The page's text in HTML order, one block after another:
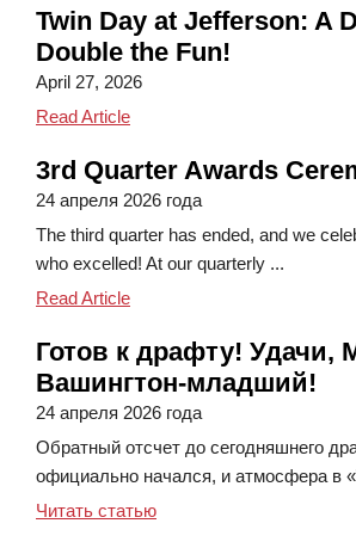
Twin Day at Jefferson: A
Double the Fun!
April 27, 2026
Read ArticleTwin Day at Jefferson: A Day
3rd Quarter Awards
24 апреля 2026 года
The third quarter has ended, and we
who excelled! At our quarterly ...
Read Article3rd Quarter Awards
Готов к драфту! Удачи,
Вашингтон-младший!
24 апреля 2026 года
Обратный отсчет до сегодняшнего
официально начался, и атмосфера в
Читать статьюГотов к драфту!